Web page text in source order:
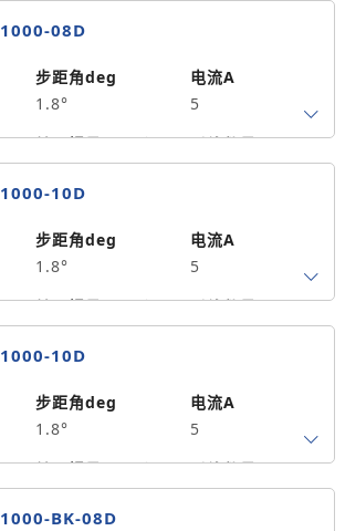
490
4
单出轴
80
08D
步距角deg
1.8°
电流A
5
转子惯量g.cm²
690
引线数量
4
单出轴
106
10D
步距角deg
1.8°
电流A
5
转子惯量g.cm²
700
引线数量
4
单出轴
106
10D
步距角deg
1.8°
电流A
5
转子惯量g.cm²
1200
引线数量
4
BK-08D